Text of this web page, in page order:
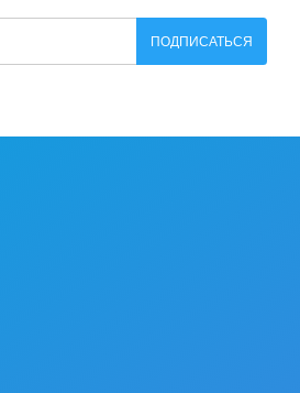
ПОДПИСАТЬСЯ